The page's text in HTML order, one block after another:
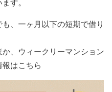
す。
、一ヶ月以下の短期で借り
、ウィークリーマンション
はこちら